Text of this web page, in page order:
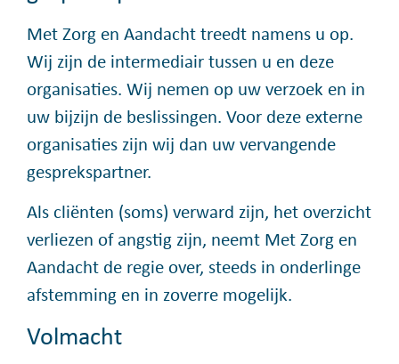
Met Zorg en Aandacht treedt namens u op.
Wij zijn de intermediair tussen u en deze
organisaties. Wij nemen op uw verzoek en in
uw bijzijn de beslissingen. Voor deze externe
organisaties zijn wij dan uw vervangende
gesprekspartner.
Als cliënten (soms) verward zijn, het overzicht
verliezen of angstig zijn, neemt Met Zorg en
Aandacht de regie over, steeds in onderlinge
afstemming en in zoverre mogelijk.
Volmacht